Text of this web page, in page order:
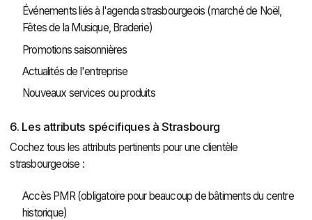
Événements liés à l'agenda strasbourgeois (marché de Noël,
Fêtes de la Musique, Braderie)
Promotions saisonnières
Actualités de l'entreprise
Nouveaux services ou produits
6. Les attributs spécifiques à Strasbourg
Cochez tous les attributs pertinents pour une clientèle
strasbourgeoise :
Accès PMR (obligatoire pour beaucoup de bâtiments du centre
historique)